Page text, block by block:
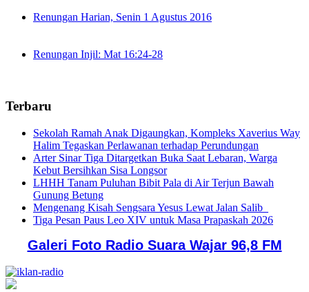
Renungan Harian, Senin 1 Agustus 2016
Renungan Injil: Mat 16:24-28
Terbaru
Sekolah Ramah Anak Digaungkan, Kompleks Xaverius Way
Halim Tegaskan Perlawanan terhadap Perundungan
Arter Sinar Tiga Ditargetkan Buka Saat Lebaran, Warga
Kebut Bersihkan Sisa Longsor
LHHH Tanam Puluhan Bibit Pala di Air Terjun Bawah
Gunung Betung
Mengenang Kisah Sengsara Yesus Lewat Jalan Salib
Tiga Pesan Paus Leo XIV untuk Masa Prapaskah 2026
Galeri Foto Radio Suara Wajar 96,8 FM